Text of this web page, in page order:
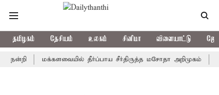
தமிழகம் தேசியம் உலகம் சினிமா விளையாட்டு
நன்றி மக்களவையில் தீர்ப்பாய சீர்திருத்த மசோதா அறிமுகம்